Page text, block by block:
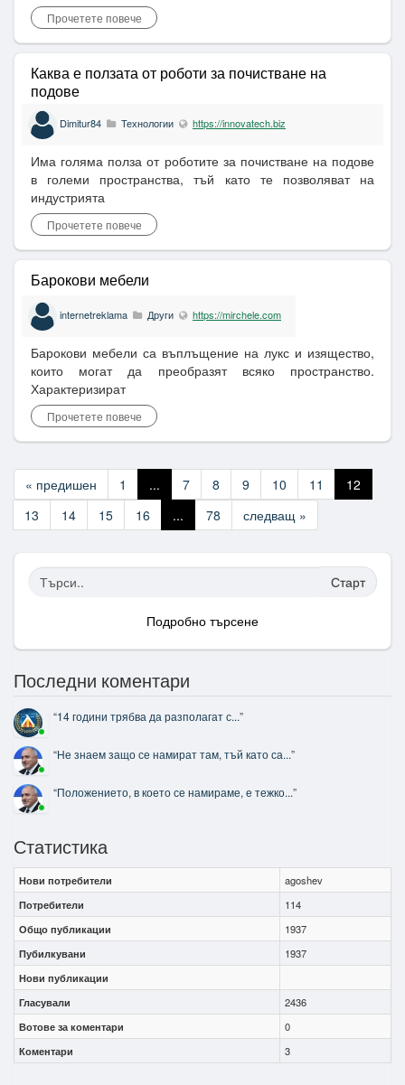
Прочетете повече
Каква е ползата от роботи за почистване на
подове
Dimitur84 Технологии https://innovatech.biz
Има голяма полза от роботите за почистване на подове
в големи пространства, тъй като те позволяват на
индустрията
Прочетете повече
Барокови мебели
internetreklama Други https://mirchele.com
Барокови мебели са въплъщение на лукс и изящество,
които могат да преобразят всяко пространство.
Характеризират
Прочетете повече
« предишен 1 ... 7 8 9 10 11
12
13
14 15 16 ... 78 следващ »
Старт
Подробно търсене
Последни коментари
“14 години трябва да разполагат с...”
“Не знаем защо се намират там, тъй като са...”
“Положението, в което се намираме, е тежко...”
Статистика
Нови потребители
agoshev
Потребители
114
Общо публикации
1937
Пубилкувани
1937
Нови публикации
Гласували
2436
Вотове за коментари
0
Коментари
3